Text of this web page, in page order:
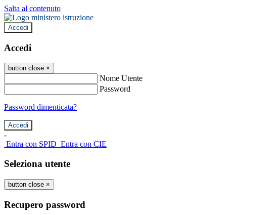
Salta al contenuto
Accedi
Accedi
button close ×
Nome Utente
Password
Password dimenticata?
-
Entra con SPID Entra con CIE
Seleziona utente
button close ×
Recupero password